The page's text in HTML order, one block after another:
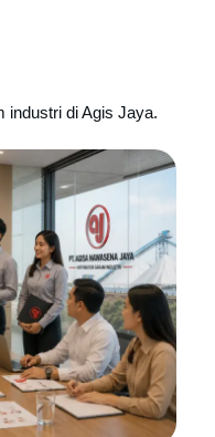
industri di Agis Jaya.